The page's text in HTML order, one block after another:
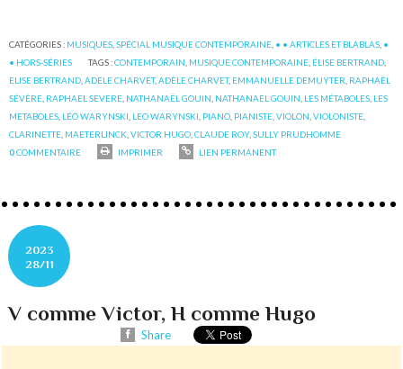
CATÉGORIES : MUSIQUES ,SPÉCIAL MUSIQUE CONTEMPORAINE • • ARTICLES ET BLABLAS •
• HORS-SÉRIES
TAGS :CONTEMPORAIN MUSIQUE CONTEMPORAINE ÉLISE BERTRAND
ELISE BERTRAND ,ADELE CHARVET,ADÈLE CHARVET, EMMANUELLE DEMUYTER RAPHAËL
SÉVÈRE RAPHAEL SEVERE NATHANAËL GOUIN NATHANAEL GOUIN LES MÉTABOLES LES
METABOLES LÉO WARYNSKI LEO WARYNSKI PIANO PIANISTE ,VIOLON ,VIOLONISTE
CLARINETTE MAETERLINCK ,VICTOR HUGO ,CLAUDE ROY,SULLY PRUDHOMME
0COMMENTAIRE IMPRIMER LIEN PERMANENT
2023
28/11
V comme Victor, H comme Hugo
Share